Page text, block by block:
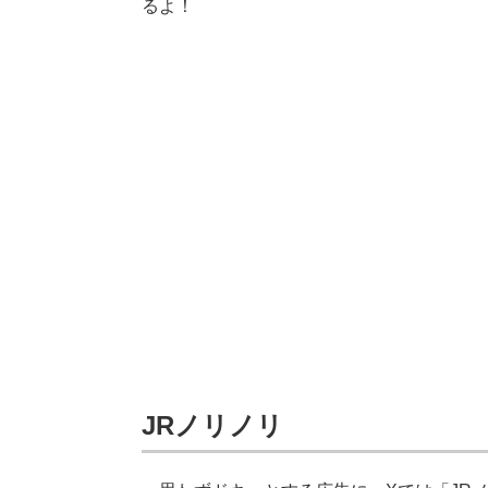
るよ！
JRノリノリ